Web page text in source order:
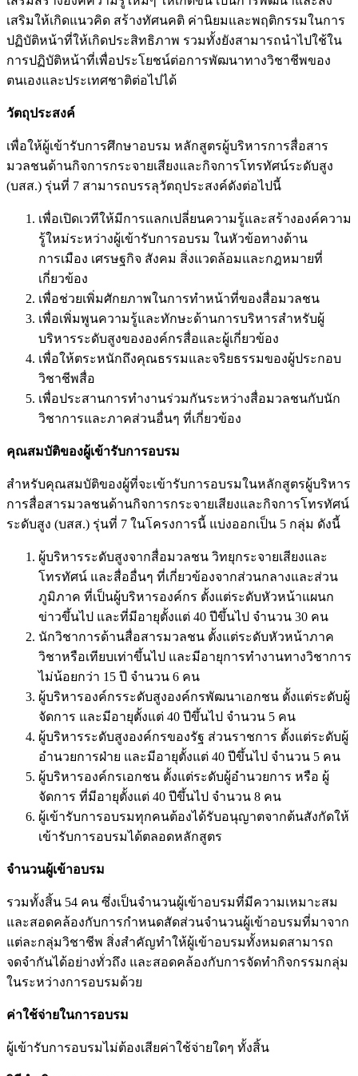
เสริมให้เกิดแนวคิด สร้างทัศนคติ ค่านิยมและพฤติกรรมในการ
ปฏิบัติหน้าที่ให้เกิดประสิทธิภาพ รวมทั้งยังสามารถนำไปใช้ใน
การปฏิบัติหน้าที่เพื่อประโยชน์ต่อการพัฒนาทางวิชาชีพของ
ตนเองและประเทศชาติต่อไปได้
วัตถุประสงค์
เพื่อให้ผู้เข้ารับการศึกษาอบรม หลักสูตรผู้บริหารการสื่อสาร
มวลชนด้านกิจการกระจายเสียงและกิจการโทรทัศน์ระดับสูง
(บสส.) รุ่นที่ 7 สามารถบรรลุวัตถุประสงค์ดังต่อไปนี้
เพื่อเปิดเวทีให้มีการแลกเปลี่ยนความรู้และสร้างองค์ความ
รู้ใหม่ระหว่างผู้เข้ารับการอบรม ในหัวข้อทางด้าน
การเมือง เศรษฐกิจ สังคม สิ่งแวดล้อมและกฎหมายที่
เกี่ยวข้อง
เพื่อช่วยเพิ่มศักยภาพในการทำหน้าที่ของสื่อมวลชน
เพื่อเพิ่มพูนความรู้และทักษะด้านการบริหารสำหรับผู้
บริหารระดับสูงขององค์กรสื่อและผู้เกี่ยวข้อง
เพื่อให้ตระหนักถึงคุณธรรมและจริยธรรมของผู้ประกอบ
วิชาชีพสื่อ
เพื่อประสานการทำงานร่วมกันระหว่างสื่อมวลชนกับนัก
วิชาการและภาคส่วนอื่นๆ ที่เกี่ยวข้อง
คุณสมบัติของผู้เข้ารับการอบรม
สำหรับคุณสมบัติของผู้ที่จะเข้ารับการอบรมในหลักสูตรผู้บริหาร
การสื่อสารมวลชนด้านกิจการกระจายเสียงและกิจการโทรทัศน์
ระดับสูง (บสส.) รุ่นที่ 7 ในโครงการนี้ แบ่งออกเป็น 5 กลุ่ม ดังนี้
ผู้บริหารระดับสูงจากสื่อมวลชน วิทยุกระจายเสียงและ
โทรทัศน์ และสื่ออื่นๆ ที่เกี่ยวข้องจากส่วนกลางและส่วน
ภูมิภาค ที่เป็นผู้บริหารองค์กร ตั้งแต่ระดับหัวหน้าแผนก
ข่าวขึ้นไป และที่มีอายุตั้งแต่ 40 ปีขึ้นไป จำนวน 30 คน
นักวิชาการด้านสื่อสารมวลชน ตั้งแต่ระดับหัวหน้าภาค
วิชาหรือเทียบเท่าขึ้นไป และมีอายุการทำงานทางวิชาการ
ไม่น้อยกว่า 15 ปี จำนวน 6 คน
ผู้บริหารองค์กรระดับสูงองค์กรพัฒนาเอกชน ตั้งแต่ระดับผู้
จัดการ และมีอายุตั้งแต่ 40 ปีขึ้นไป จำนวน 5 คน
ผู้บริหารระดับสูงองค์กรของรัฐ ส่วนราชการ ตั้งแต่ระดับผู้
อำนวยการฝ่าย และมีอายุตั้งแต่ 40 ปีขึ้นไป จำนวน 5 คน
ผู้บริหารองค์กรเอกชน ตั้งแต่ระดับผู้อำนวยการ หรือ ผู้
จัดการ ที่มีอายุตั้งแต่ 40 ปีขึ้นไป จำนวน 8 คน
ผู้เข้ารับการอบรมทุกคนต้องได้รับอนุญาตจากต้นสังกัดให้
เข้ารับการอบรมได้ตลอดหลักสูตร
จำนวนผู้เข้าอบรม
รวมทั้งสิ้น 54 คน ซึ่งเป็นจำนวนผู้เข้าอบรมที่มีความเหมาะสม
และสอดคล้องกับการกำหนดสัดส่วนจำนวนผู้เข้าอบรมที่มาจาก
แต่ละกลุ่มวิชาชีพ สิ่งสำคัญทำให้ผู้เข้าอบรมทั้งหมดสามารถ
จดจำกันได้อย่างทั่วถึง และสอดคล้องกับการจัดทำกิจกรรมกลุ่ม
ในระหว่างการอบรมด้วย
ค่าใช้จ่ายในการอบรม
ผู้เข้ารับการอบรมไม่ต้องเสียค่าใช้จ่ายใดๆ ทั้งสิ้น